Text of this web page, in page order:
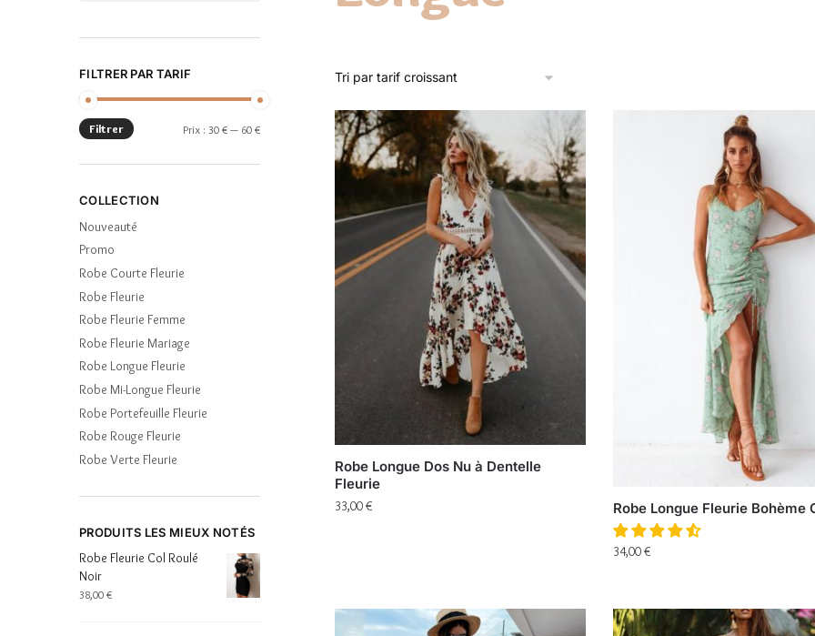
Robe Longue Dos Nu à Dentelle
Fleurie
33,00€ Robe Longue Fleurie Bohème
34,00€
FILTRER PAR TARIF
Filtrer Prix : 30 €— 60 €
COLLECTION
Nouveauté
Promo
Robe Courte Fleurie
Robe Fleurie
Robe Fleurie Femme
Robe Fleurie Mariage
Robe Longue Fleurie
Robe Mi-Longue Fleurie
Robe Portefeuille Fleurie
Robe Rouge Fleurie
Robe Verte Fleurie
PRODUITS LES MIEUX NOTÉS
Robe Fleurie Col Roulé
Noir
38,00 €